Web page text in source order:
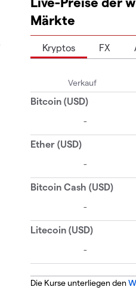
Märkte
Kryptos FX
Die Kurse unterliegen den